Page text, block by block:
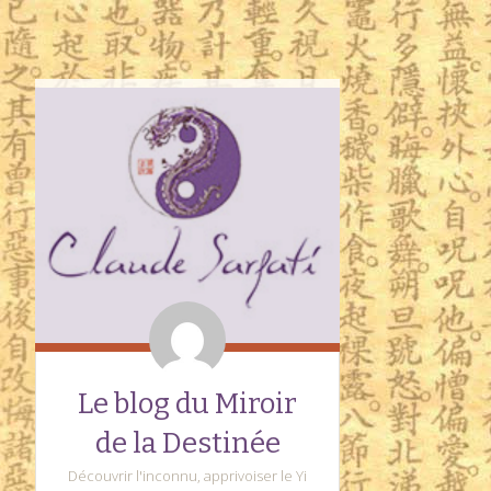
Le blog du Miroir
de la Destinée
Découvrir l'inconnu, apprivoiser le Yi